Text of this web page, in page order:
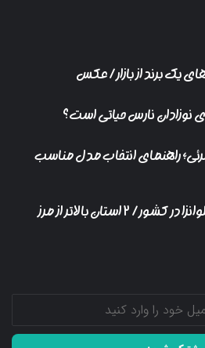
یک برند از بازار/ عکس
نوزادان نارس حیاتی است؟
راهنمای انتخاب مدل مناسب
آخرین وضعیت شیوع آنفلوانزا در کشور/ ۲ استان بالاتر از مرز